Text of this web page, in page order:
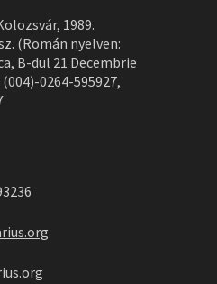
1989.
(Román nyelven:
B-dul 21 Decembrie
0264-595927,